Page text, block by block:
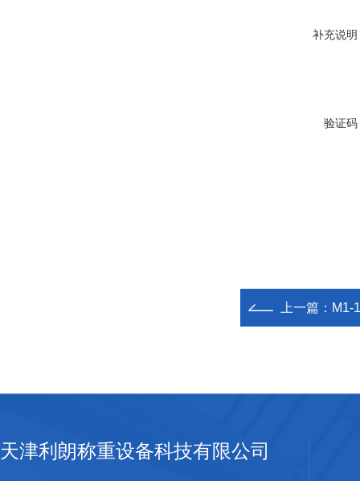
补充说明
验证码
上一篇： M1-
天津利朗称重设备科技有限公司